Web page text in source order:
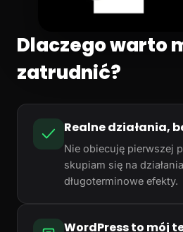
Dlaczego warto
zatrudnić?
Realne działania,
Nie obiecuję pierwszej
skupiam się na
długoterminowe efekty.
WordPress to mój